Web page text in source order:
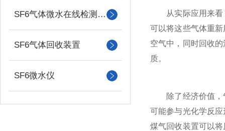
SF6气体微水在线检测装置
SF6气体回收装置
SF6微水仪
从实际应用来看，
可以将这些气体重
空气中，同时回收
质。
除了经济价值，气
可能参与光化学反
煤气回收装置可以